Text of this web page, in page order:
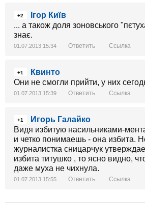
+2
Ігор Київ
... а також доля зоновського
знає.
01.07.2013 15:34 Ответить Ссылка
+1
Квинто
Они не смогли прийти, у них
01.07.2013 15:39 Ответить Ссылка
+1
Игорь Галайко
Видя избитую насильниками-
и четко понимаешь - она избита.
журналистка сницарчук
избита титушко , то ясно видно,
даже муха не чихнула.
01.07.2013 15:55 Ответить Ссылка